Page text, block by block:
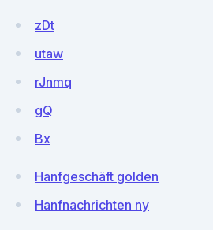
zDt
utaw
rJnmq
gQ
Bx
Hanfgeschäft golden
Hanfnachrichten ny